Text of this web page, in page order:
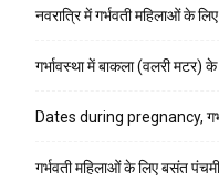
नवरात्रि में गर्भवती महिलाओं के
गर्भावस्था में बाकला (वलरी मटर)
Dates during pregnancy,
गर्भवती महिलाओं के लिए बसंत